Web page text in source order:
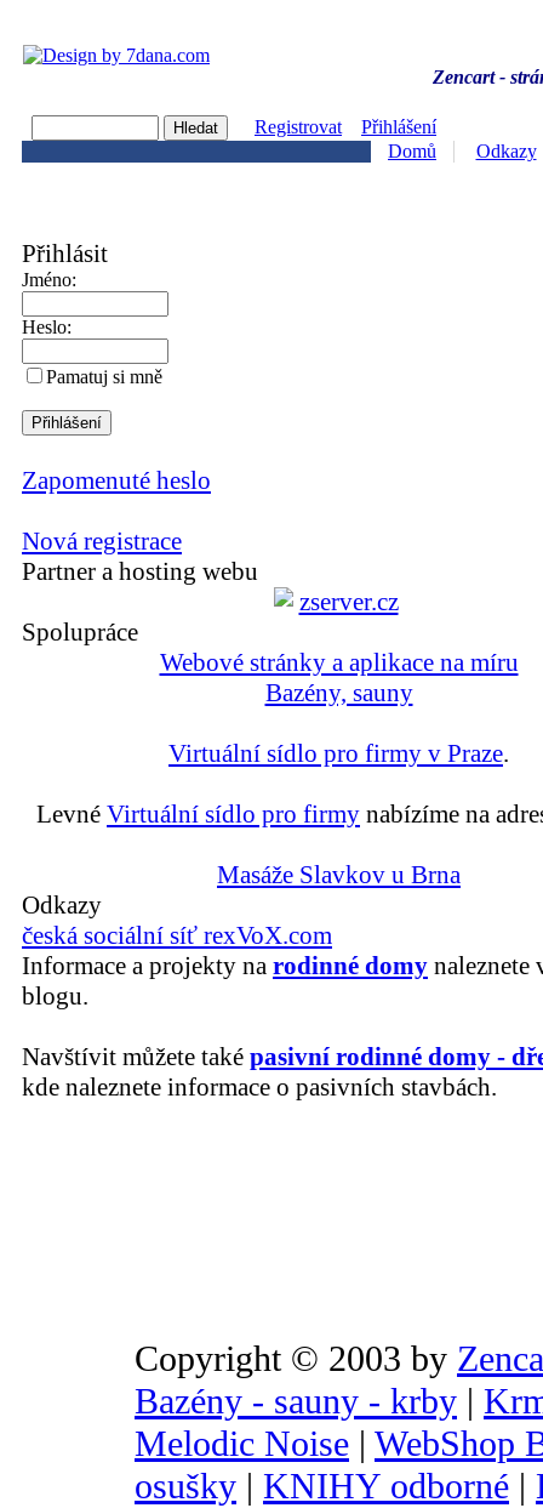
Zencart -
Registrovat
Přihlášení
Domů
Odkazy
Přihlásit
Jméno:
Heslo:
Pamatuj si mně
Zapomenuté heslo
Nová registrace
Partner a hosting webu
Spolupráce
Webové stránky a aplikace na míru
Bazény, sauny
Virtuální sídlo pro firmy v Praze.
Levné Virtuální sídlo pro firmy nabízíme na
Masáže Slavkov u Brna
Odkazy
česká sociální síť rexVoX.com
Informace a projekty na rodinné domy naleznete
blogu.
Navštívit můžete také pasivní rodinné domy -
kde naleznete informace o pasivních stavbách.
Copyright © 2003 by
Bazény - sauny - krby |
Melodic Noise | WebShop
osušky | KNIHY odborné |